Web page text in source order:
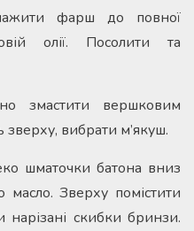
фарш до повної
олії. Посолити та
змастити вершковим
зверху, вибрати м’якуш.
шматочки батона вниз
Зверху помістити
нарізані скибки бринзи.